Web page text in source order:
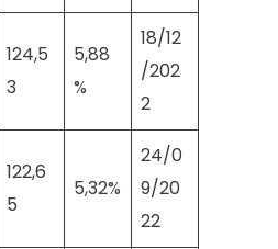
124,5
3
5,88
%
18/12
/202
2
122,6
5
5,32%
24/0
9/20
22